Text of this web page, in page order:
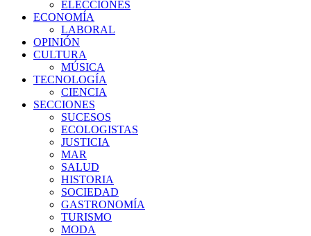
ELECCIONES
ECONOMÍA
LABORAL
OPINIÓN
CULTURA
MÚSICA
TECNOLOGÍA
CIENCIA
SECCIONES
SUCESOS
ECOLOGISTAS
JUSTICIA
MAR
SALUD
HISTORIA
SOCIEDAD
GASTRONOMÍA
TURISMO
MODA